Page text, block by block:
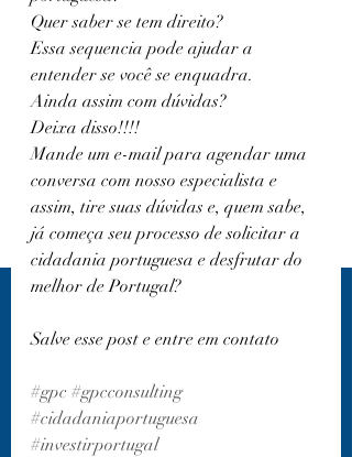
Quer saber se tem direito?
Essa sequencia pode ajudar a
entender se você se enquadra.
Ainda assim com dúvidas?
Deixa disso!!!!
Mande um e-mail para agendar uma
conversa com nosso especialista e
assim, tire suas dúvidas e, quem sabe,
já começa seu processo de solicitar a
cidadania portuguesa e desfrutar do
melhor de Portugal?
Salve esse post e entre em contato
#gpc #gpcconsulting
#cidadaniaportuguesa
#investirportugal